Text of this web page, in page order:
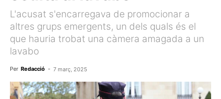
L'acusat s'encarregava de promocionar a
altres grups emergents, un dels quals és el
que hauria trobat una càmera amagada a un
lavabo
Per Redacció - 7 març, 2025